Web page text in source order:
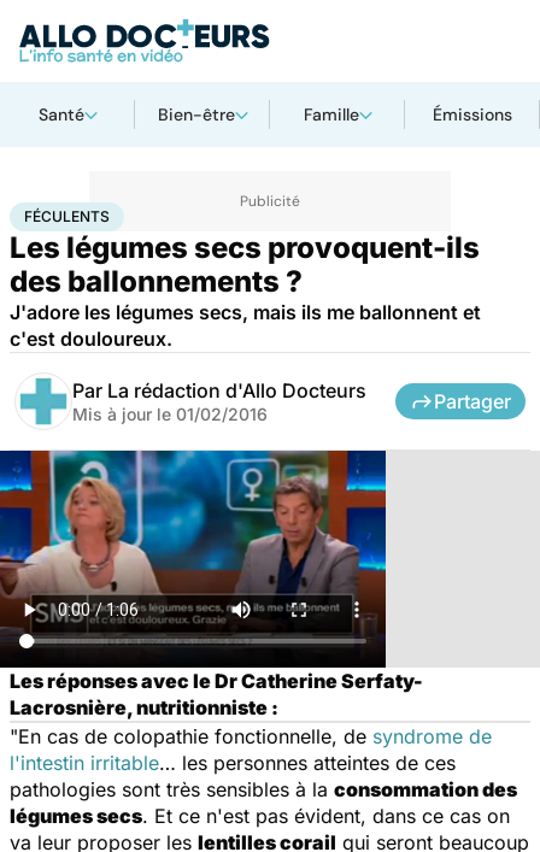
Santé Bien-être Famille Émissions
Accueil Santé Féculents
FÉCULENTS
Les légumes secs provoquent-ils
des ballonnements ?
J'adore les légumes secs, mais ils me ballonnent et
c'est douloureux.
Par La rédaction d'Allo Docteurs
Mis à jour le 01/02/2016
Partager
Les réponses avec le Dr Catherine Serfaty-
Lacrosnière, nutritionniste :
"En cas de colopathie fonctionnelle, de syndrome de
l'intestin irritable… les personnes atteintes de ces
pathologies sont très sensibles à la consommation des
légumes secs. Et ce n'est pas évident, dans ce cas on
va leur proposer les lentilles corail qui seront beaucoup